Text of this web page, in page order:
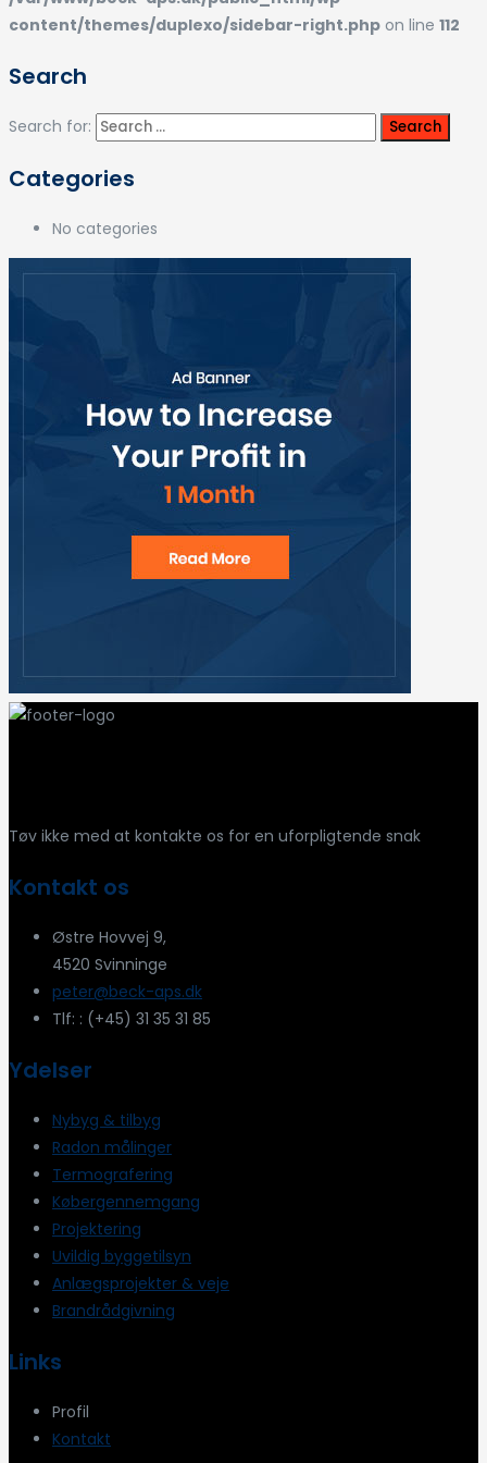
content/themes/duplexo/sidebar-right.php on line 112
Search
Search for:
Categories
No categories
Tøv ikke med at kontakte os for en uforpligtende snak
Kontakt os
Østre Hovvej 9,
4520 Svinninge
peter@beck-aps.dk
Tlf: : (+45) 31 35 31 85
Ydelser
Nybyg & tilbyg
Radon målinger
Termografering
Købergennemgang
Projektering
Uvildig byggetilsyn
Anlægsprojekter & veje
Brandrådgivning
Links
Profil
Kontakt